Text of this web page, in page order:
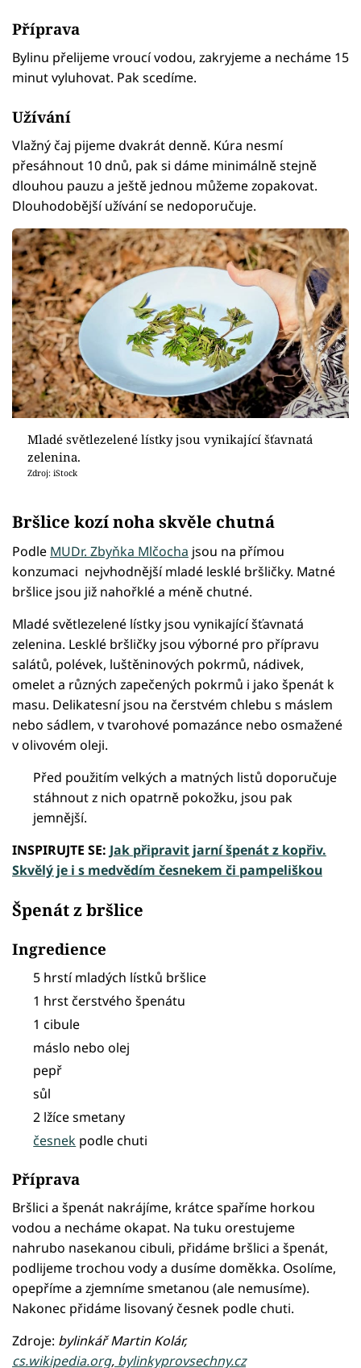
Příprava
Bylinu přelijeme vroucí vodou, zakryjeme a necháme 15
minut vyluhovat. Pak scedíme.
Užívání
Vlažný čaj pijeme dvakrát denně. Kúra nesmí
přesáhnout 10 dnů, pak si dáme minimálně stejně
dlouhou pauzu a ještě jednou můžeme zopakovat.
Dlouhodobější užívání se nedoporučuje.
Mladé světlezelené lístky jsou vynikající šťavnatá
zelenina.
Zdroj: iStock
Bršlice kozí noha skvěle chutná
Podle MUDr. Zbyňka Mlčocha jsou na přímou
konzumaci nejvhodnější mladé lesklé bršličky. Matné
bršlice jsou již nahořklé a méně chutné.
Mladé světlezelené lístky jsou vynikající šťavnatá
zelenina. Lesklé bršličky jsou výborné pro přípravu
salátů, polévek, luštěninových pokrmů, nádivek,
omelet a různých zapečených pokrmů i jako špenát k
masu. Delikatesní jsou na čerstvém chlebu s máslem
nebo sádlem, v tvarohové pomazánce nebo osmažené
v olivovém oleji.
Před použitím velkých a matných listů doporučuje
stáhnout z nich opatrně pokožku, jsou pak
jemnější.
INSPIRUJTE SE: Jak připravit jarní špenát z kopřiv.
Skvělý je i s medvědím česnekem či pampeliškou
Špenát z bršlice
Ingredience
5 hrstí mladých lístků bršlice
1 hrst čerstvého špenátu
1 cibule
máslo nebo olej
pepř
sůl
2 lžíce smetany
česnek podle chuti
Příprava
Bršlici a špenát nakrájíme, krátce spaříme horkou
vodou a necháme okapat. Na tuku orestujeme
nahrubo nasekanou cibuli, přidáme bršlici a špenát,
podlijeme trochou vody a dusíme doměkka. Osolíme,
opepříme a zjemníme smetanou (ale nemusíme).
Nakonec přidáme lisovaný česnek podle chuti.
Zdroje: bylinkář Martin Kolár,
cs.wikipedia.org, bylinkyprovsechny.cz